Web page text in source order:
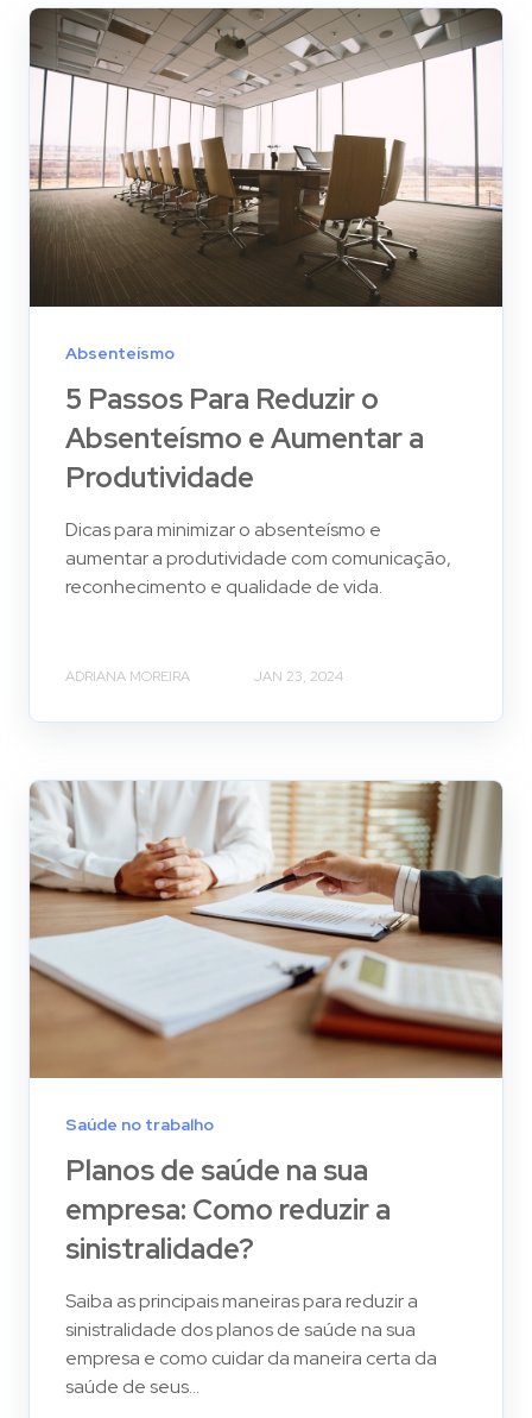
Absenteísmo
5 Passos Para Reduzir o
Absenteísmo e Aumentar a
Produtividade
Dicas para minimizar o absenteísmo e
aumentar a produtividade com comunicação,
reconhecimento e qualidade de vida.
ADRIANA MOREIRA JAN 23, 2024
Saúde no trabalho
Planos de saúde na sua
empresa: Como reduzir a
sinistralidade?
Saiba as principais maneiras para reduzir a
sinistralidade dos planos de saúde na sua
empresa e como cuidar da maneira certa da
saúde de seus...